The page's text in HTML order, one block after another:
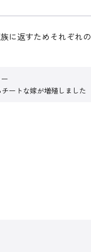
に返すためそれぞれ
ートな嫁が増殖しまし